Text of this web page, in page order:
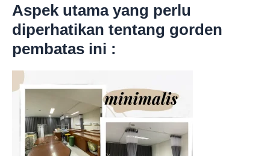
Aspek utama yang perlu
diperhatikan tentang gorden
pembatas ini :